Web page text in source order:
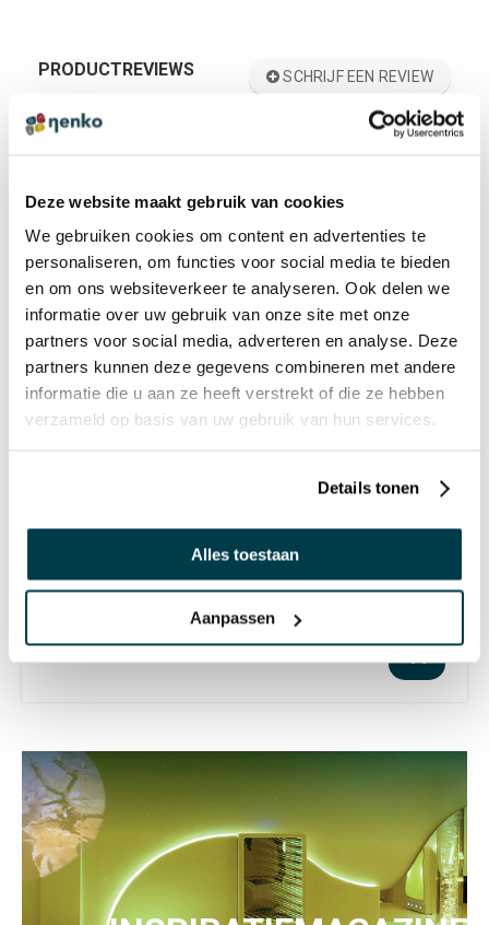
Deze website maakt gebruik van cookies
We gebruiken cookies om content en advertenties te
personaliseren, om functies voor social media te bieden
en om ons websiteverkeer te analyseren. Ook delen we
informatie over uw gebruik van onze site met onze
partners voor social media, adverteren en analyse. Deze
partners kunnen deze gegevens combineren met andere
informatie die u aan ze heeft verstrekt of die ze hebben
verzameld op basis van uw gebruik van hun services.
Details tonen
Alles toestaan
Aanpassen
PRODUCTREVIEWS SCHRIJF EEN REVIEW
Er zijn nog geen reviews. Klik op de knop hierboven om
ANDEREN BEKEKEN OOK:
Kleurenstaal - Nenko Bisonyl
€ 0,00 excl. BTW
€ 829,00 incl. BTW